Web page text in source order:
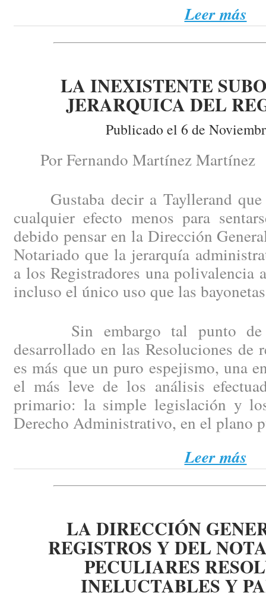
Leer más
LA INEXISTENTE
JERARQUICA DEL
Publicado el 6 de
Por Fernando Martínez Martínez
Gustaba decir a Tayllerand que
cualquier efecto menos para
debido pensar en la Dirección
Notariado que la jerarquía
a los Registradores una polivalencia
incluso el único uso que las
Sin embargo tal punto de
desarrollado en las Resoluciones de
es más que un puro espejismo, una
el más leve de los análisis
primario: la simple legislación y
Derecho Administrativo, en el plano
Leer más
LA DIRECCIÓN
REGISTROS Y DEL
PECULIARES
INELUCTABLES Y